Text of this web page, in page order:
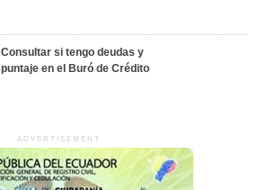
Consultar si tengo deudas y
puntaje en el Buró de Crédito
ADVERTISEMENT